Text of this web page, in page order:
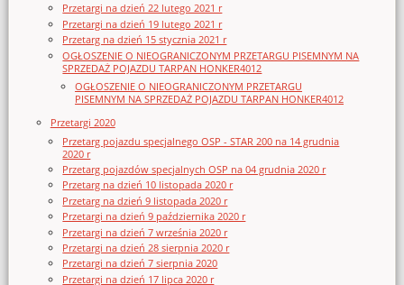
Przetargi na dzień 22 lutego 2021 r
Przetargi na dzień 19 lutego 2021 r
Przetarg na dzień 15 stycznia 2021 r
OGŁOSZENIE O NIEOGRANICZONYM PRZETARGU PISEMNYM NA
SPRZEDAŻ POJAZDU TARPAN HONKER4012
OGŁOSZENIE O NIEOGRANICZONYM PRZETARGU
PISEMNYM NA SPRZEDAŻ POJAZDU TARPAN HONKER4012
Przetargi 2020
Przetarg pojazdu specjalnego OSP - STAR 200 na 14 grudnia
2020 r
Przetarg pojazdów specjalnych OSP na 04 grudnia 2020 r
Przetarg na dzień 10 listopada 2020 r
Przetarg na dzień 9 listopada 2020 r
Przetargi na dzień 9 października 2020 r
Przetargi na dzień 7 września 2020 r
Przetargi na dzień 28 sierpnia 2020 r
Przetargi na dzień 7 sierpnia 2020
Przetargi na dzień 17 lipca 2020 r